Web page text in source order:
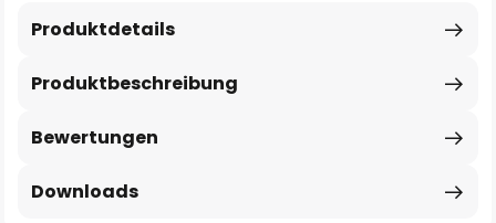
Produktbeschreibung
Produktdetails
Bewertungen
Downloads